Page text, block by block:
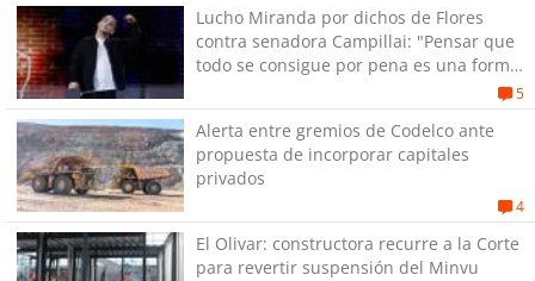
Lucho Miranda por dichos de Flores
contra senadora Campillai: "Pensar que
todo se consigue por pena es una forma
5
Alerta entre gremios de Codelco ante
propuesta de incorporar capitales
privados
4
El Olivar: constructora recurre a la Corte
para revertir suspensión del Minvu